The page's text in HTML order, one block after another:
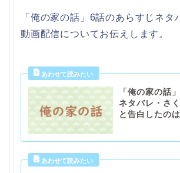
「俺の家の話」6話のあらすじネタ
動画配信についてお伝えします。
「俺の家の話
ネタバレ・さ
と告白したの